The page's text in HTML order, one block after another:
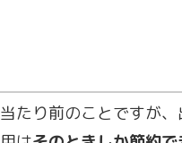
当たり前のことですが